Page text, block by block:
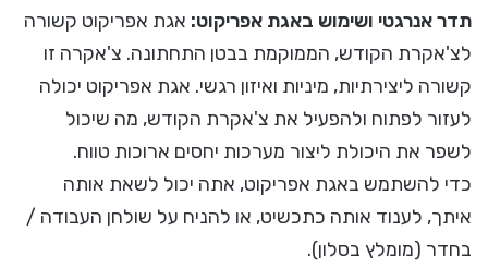
תדר אנרגטי ושימוש באגת אפריקוט: אגת אפריקוט קשורה
לצ'אקרת הקודש, הממוקמת בבטן התחתונה. צ'אקרה זו
קשורה ליצירתיות, מיניות ואיזון רגשי. אגת אפריקוט יכולה
לעזור לפתוח ולהפעיל את צ'אקרת הקודש, מה שיכול
לשפר את היכולת ליצור מערכות יחסים ארוכות טווח.
כדי להשתמש באגת אפריקוט, אתה יכול לשאת אותה
איתך, לענוד אותה כתכשיט, או להניח על שולחן העבודה /
בחדר (מומלץ בסלון).